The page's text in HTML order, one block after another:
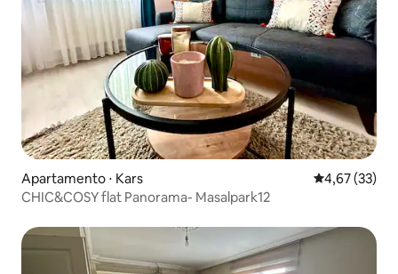
Apartamento ⋅ Kars 4,67 de uma
4,67 (33)
CHIC&COSY flat Panorama- Masalpark12